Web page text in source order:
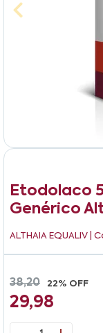
Etodolaco
Genérico
ALTHAIA EQUALIV |
38,20 22% OFF
29,98